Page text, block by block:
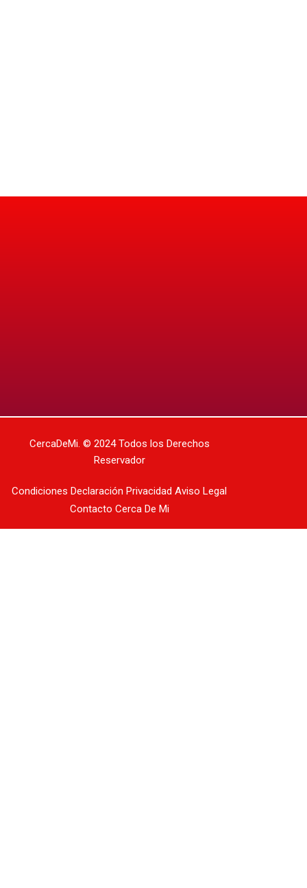
CercaDeMi. © 2024 Todos los Derechos
Reservador
Condiciones Declaración Privacidad Aviso Legal
Contacto Cerca De Mi